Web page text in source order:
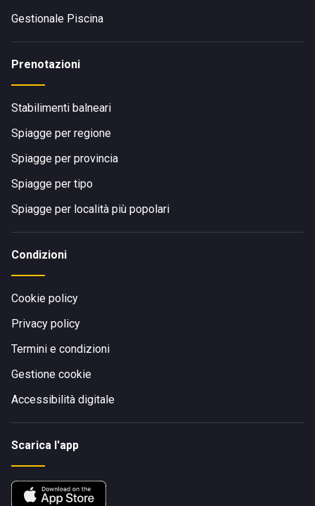
Gestionale Piscina
Prenotazioni
Stabilimenti balneari
Spiagge per regione
Spiagge per provincia
Spiagge per tipo
Spiagge per località più popolari
Condizioni
Cookie policy
Privacy policy
Termini e condizioni
Gestione cookie
Accessibilità digitale
Scarica l'app